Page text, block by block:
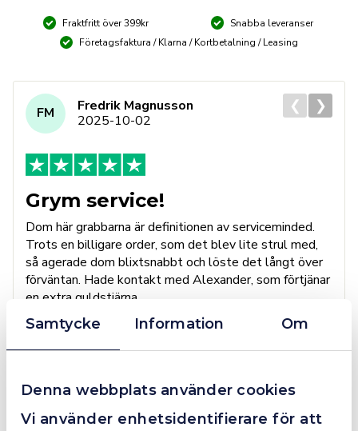
Samtycke Information Om
Denna webbplats använder cookies
Vi använder enhetsidentifierare för att
Fraktfritt över 399kr
Snabba leveranser
Företagsfaktura / Klarna / Kortbetalning / Leasing
FM
Fredrik Magnusson
2025-10-02
Grym service!
Dom här grabbarna är definitionen av serviceminded.
Trots en billigare order, som det blev lite strul med,
så agerade dom blixtsnabbt och löste det långt över
förväntan. Hade kontakt med Alexander, som förtjänar
en extra guldstjärna.
❮ ❯